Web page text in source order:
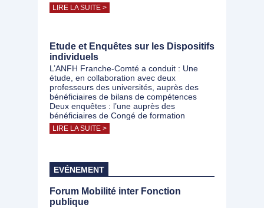
LIRE LA SUITE >
Etude et Enquêtes sur les Dispositifs
individuels
L’ANFH Franche-Comté a conduit : Une
étude, en collaboration avec deux
professeurs des universités, auprès des
bénéficiaires de bilans de compétences
Deux enquêtes : l’une auprès des
bénéficiaires de Congé de formation
LIRE LA SUITE >
EVÉNEMENT
Forum Mobilité inter Fonction
publique